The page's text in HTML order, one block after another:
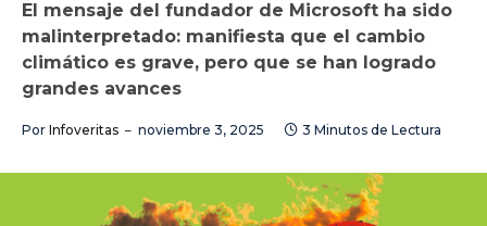
El mensaje del fundador de Microsoft ha sido
malinterpretado: manifiesta que el cambio
climático es grave, pero que se han logrado
grandes avances
Por Infoveritas noviembre 3, 2025 3 Minutos de Lectura